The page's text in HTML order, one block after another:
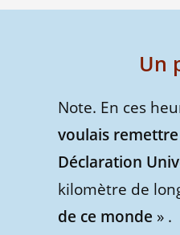
search
Un
Note. En ces
voulais
Déclaration
kilomètre de
de ce monde » .